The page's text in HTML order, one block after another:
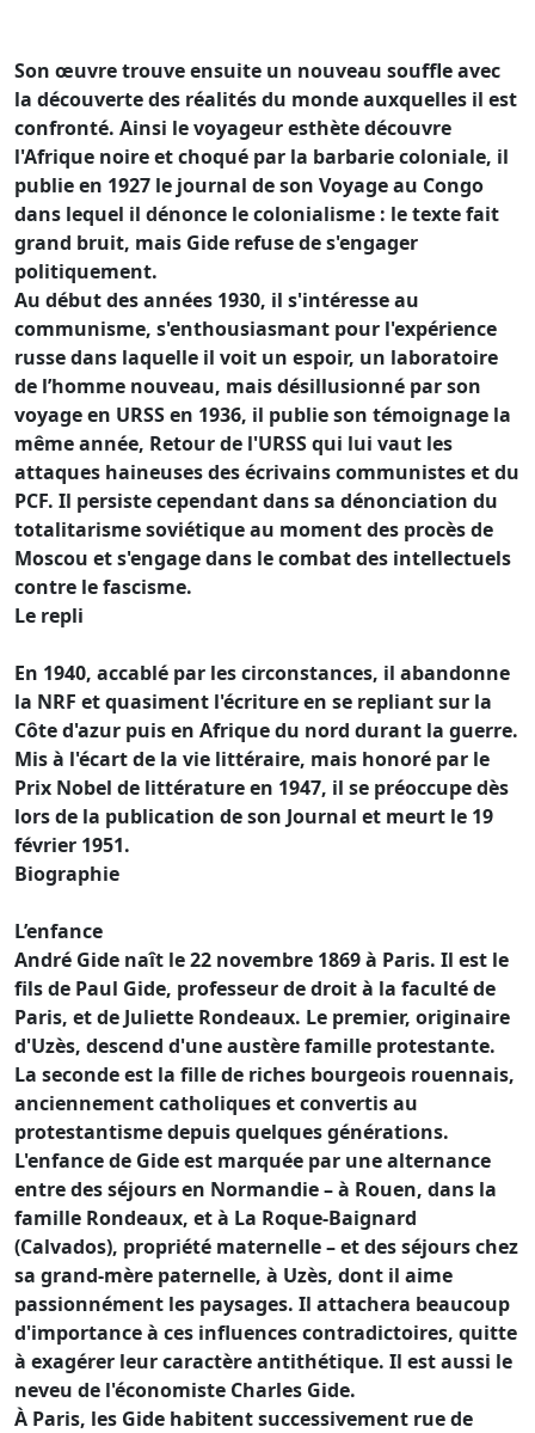
Son œuvre trouve ensuite un nouveau souffle avec
la découverte des réalités du monde auxquelles il est
confronté. Ainsi le voyageur esthète découvre
l'Afrique noire et choqué par la barbarie coloniale, il
publie en 1927 le journal de son Voyage au Congo
dans lequel il dénonce le colonialisme : le texte fait
grand bruit, mais Gide refuse de s'engager
politiquement.
Au début des années 1930, il s'intéresse au
communisme, s'enthousiasmant pour l'expérience
russe dans laquelle il voit un espoir, un laboratoire
de l’homme nouveau, mais désillusionné par son
voyage en URSS en 1936, il publie son témoignage la
même année, Retour de l'URSS qui lui vaut les
attaques haineuses des écrivains communistes et du
PCF. Il persiste cependant dans sa dénonciation du
totalitarisme soviétique au moment des procès de
Moscou et s'engage dans le combat des intellectuels
contre le fascisme.
Le repli
En 1940, accablé par les circonstances, il abandonne
la NRF et quasiment l'écriture en se repliant sur la
Côte d'azur puis en Afrique du nord durant la guerre.
Mis à l'écart de la vie littéraire, mais honoré par le
Prix Nobel de littérature en 1947, il se préoccupe dès
lors de la publication de son Journal et meurt le 19
février 1951.
Biographie
L’enfance
André Gide naît le 22 novembre 1869 à Paris. Il est le
fils de Paul Gide, professeur de droit à la faculté de
Paris, et de Juliette Rondeaux. Le premier, originaire
d'Uzès, descend d'une austère famille protestante.
La seconde est la fille de riches bourgeois rouennais,
anciennement catholiques et convertis au
protestantisme depuis quelques générations.
L'enfance de Gide est marquée par une alternance
entre des séjours en Normandie – à Rouen, dans la
famille Rondeaux, et à La Roque-Baignard
(Calvados), propriété maternelle – et des séjours chez
sa grand-mère paternelle, à Uzès, dont il aime
passionnément les paysages. Il attachera beaucoup
d'importance à ces influences contradictoires, quitte
à exagérer leur caractère antithétique. Il est aussi le
neveu de l'économiste Charles Gide.
À Paris, les Gide habitent successivement rue de